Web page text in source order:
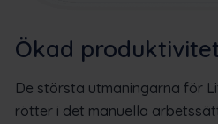
Ökad
De största utmaningarna för
rötter i det manuella